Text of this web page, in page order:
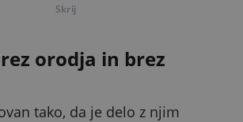
Skrij
orodja in brez
tako, da je delo z njim